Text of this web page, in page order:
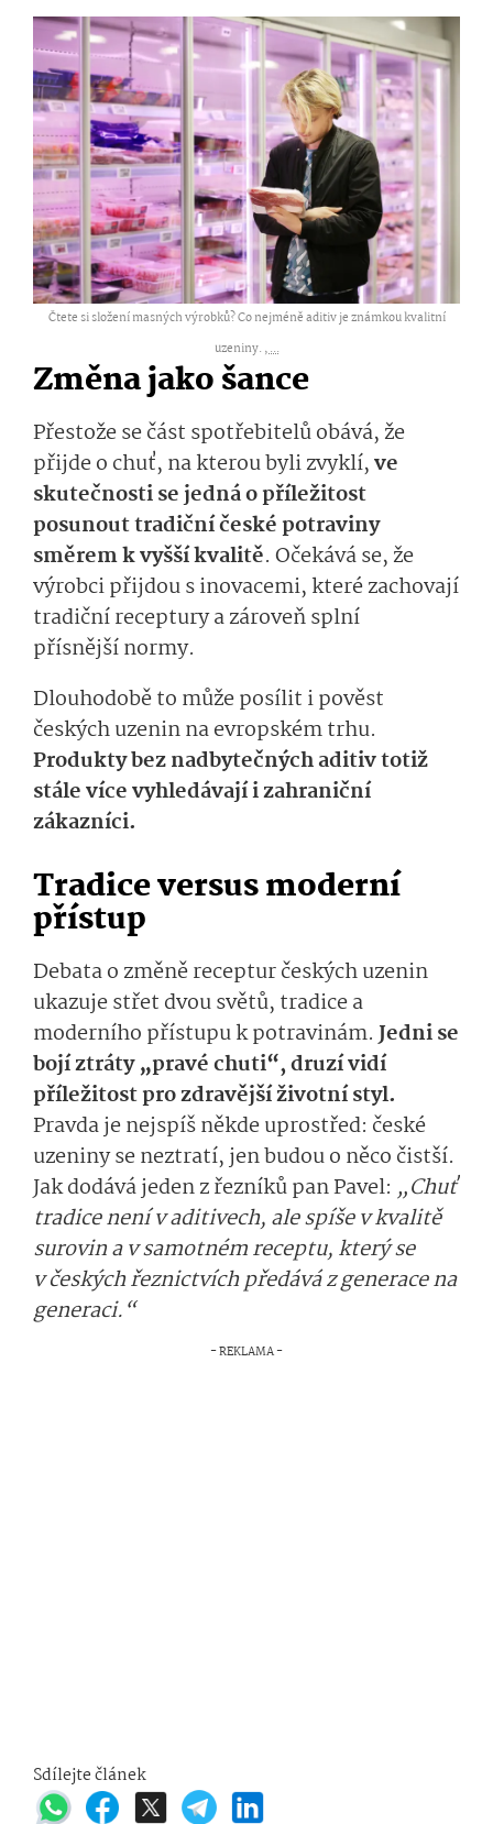
Čtete si složení masných výrobků? Co nejméně aditiv je známkou kvalitní
uzeniny. ,...
Změna jako šance
Přestože se část spotřebitelů obává, že
přijde o chuť, na kterou byli zvyklí,ve
skutečnosti se jedná o příležitost
posunout tradiční české potraviny
směrem k vyšší kvalitě. Očekává se, že
výrobci přijdou s inovacemi, které zachovají
tradiční receptury a zároveň splní
přísnější normy.
Dlouhodobě to může posílit i pověst
českých uzenin na evropském trhu.
Produkty bez nadbytečných aditiv totiž
stále více vyhledávají i zahraniční
zákazníci.
Tradice versus moderní
přístup
Debata o změně receptur českých uzenin
ukazuje střet dvou světů, tradice a
moderního přístupu k potravinám. Jedni se
bojí ztráty „pravé chuti“, druzí vidí
příležitost pro zdravější životní styl.
Pravda je nejspíš někde uprostřed: české
uzeniny se neztratí, jen budou o něco čistší.
Jak dodává jeden z řezníků pan Pavel: „Chuť
tradice není v aditivech, ale spíše v kvalitě
surovin a v samotném receptu, který se
v českých řeznictvích předává z generace na
generaci.“
Sdílejte článek